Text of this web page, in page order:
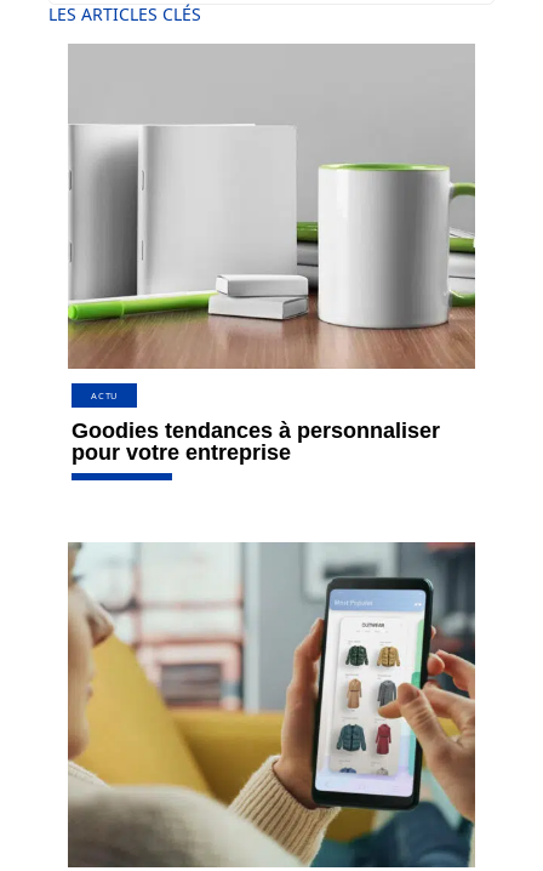
LES ARTICLES CLÉS
ACTU
Goodies tendances à personnaliser
pour votre entreprise